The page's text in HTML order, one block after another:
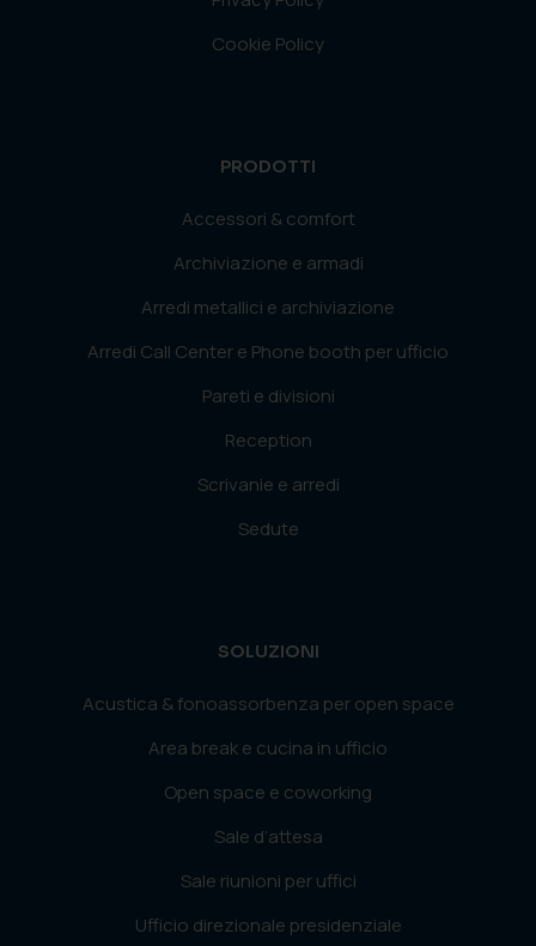
Cookie Policy
PRODOTTI
Accessori & comfort
Archiviazione e armadi
Arredi metallici e archiviazione
Arredi Call Center e Phone booth per ufficio
Pareti e divisioni
Reception
Scrivanie e arredi
Sedute
SOLUZIONI
Acustica & fonoassorbenza per open space
Area break e cucina in ufficio
Open space e coworking
Sale d’attesa
Sale riunioni per uffici
Ufficio direzionale presidenziale